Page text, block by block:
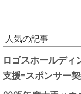
人気の記事
ロゴスホールデ
支援=スポンサー